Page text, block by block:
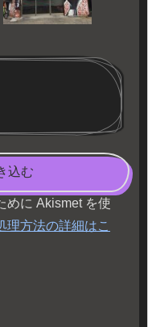
込む
めに Akismet を使
理方法の詳細はこ